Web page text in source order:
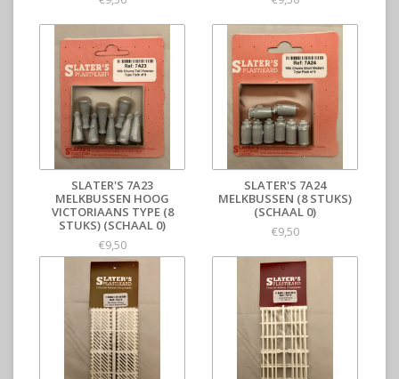
SLATER'S 7A23
MELKBUSSEN HOOG
VICTORIAANS TYPE (8
STUKS) (SCHAAL 0)
€9,50
SLATER'S 7A24
MELKBUSSEN (8 STUKS)
(SCHAAL 0)
€9,50